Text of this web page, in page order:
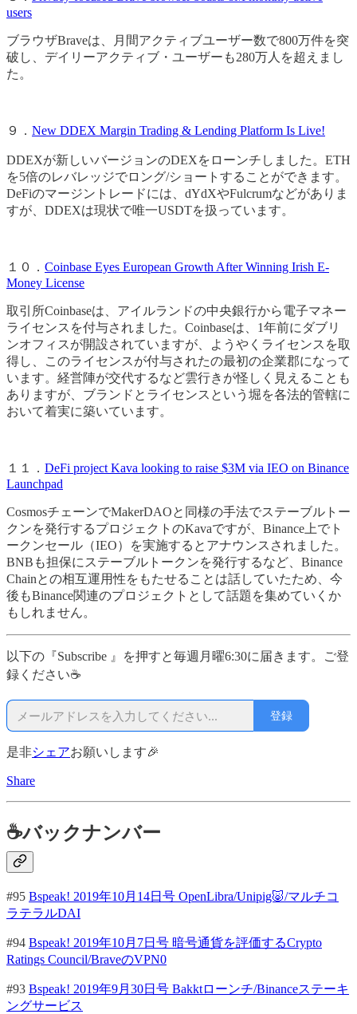
users
ブラウザBraveは、月間アクティブユーザー数で800万件を突
破し、デイリーアクティブ・ユーザーも280万人を超えまし
た。
９． New DDEX Margin Trading & Lending Platform Is Live!
DDEXが新しいバージョンのDEXをローンチしました。ETH
を5倍のレバレッジでロング/ショートすることができます。
DeFiのマージントレードには、dYdXやFulcrumなどがありま
すが、DDEXは現状で唯一USDTを扱っています。
１０． Coinbase Eyes European Growth After Winning Irish E-
Money License
取引所Coinbaseは、アイルランドの中央銀行から電子マネー
ライセンスを付与されました。Coinbaseは、1年前にダブリ
ンオフィスが開設されていますが、ようやくライセンスを取
得し、このライセンスが付与されたの最初の企業郡になって
います。経営陣が交代するなど雲行きが怪しく見えることも
ありますが、ブランドとライセンスという堀を各法的管轄に
おいて着実に築いています。
１１． DeFi project Kava looking to raise $3M via IEO on Binance
Launchpad
CosmosチェーンでMakerDAOと同様の手法でステーブルトー
クンを発行するプロジェクトのKavaですが、Binance上でト
ークンセール（IEO）を実施するとアナウンスされました。
BNBも担保にステーブルトークンを発行するなど、Binance
Chainとの相互運用性をもたせることは話していたため、今
後もBinance関連のプロジェクトとして話題を集めていくか
もしれません。
以下の『Subscribe 』を押すと毎週月曜6:30に届きます。ご登
録ください☕
登録
是非シェアお願いします🎉
Share
☕バックナンバー
#95 Bspeak! 2019年10月14日号 OpenLibra/Unipig🐷/マルチコ
ラテラルDAI
#94 Bspeak! 2019年10月7日号 暗号通貨を評価するCrypto
Ratings Council/BraveのVPN0
#93 Bspeak! 2019年9月30日号 Bakktローンチ/Binanceステーキ
ングサービス